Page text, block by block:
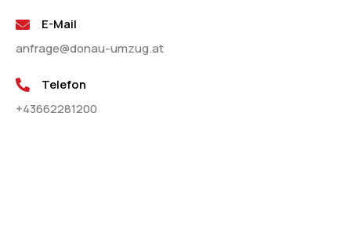
E-Mail
anfrage@donau-umzug.at
Telefon
+43662281200